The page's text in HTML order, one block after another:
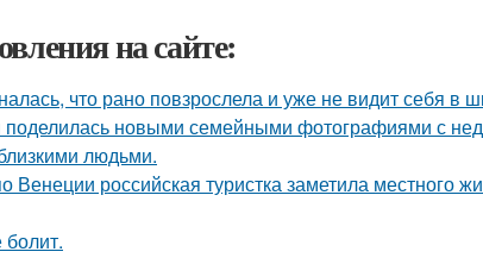
на сайте:
что рано повзрослела и уже не видит себя в
поделилась новыми семейными фотографиями с
людьми.
Венеции российская туристка заметила местного
болит.